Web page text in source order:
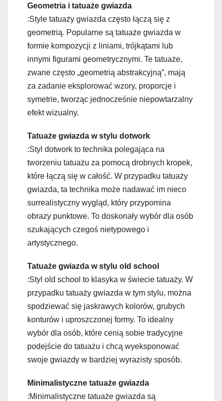
Geometria i tatuaże gwiazda
:Style tatuaży gwiazda często łączą się z
geometrią. Popularne są tatuaże gwiazda w
formie kompozycji z liniami, trójkątami lub
innymi figurami geometrycznymi. Te tatuaże,
zwane często „geometrią abstrakcyjną”, mają
za zadanie eksplorować wzory, proporcje i
symetrie, tworząc jednocześnie niepowtarzalny
efekt wizualny.
Tatuaże gwiazda w stylu dotwork
:Styl dotwork to technika polegająca na
tworzeniu tatuażu za pomocą drobnych kropek,
które łączą się w całość. W przypadku tatuaży
gwiazda, ta technika może nadawać im nieco
surrealistyczny wygląd, który przypomina
obrazy punktowe. To doskonały wybór dla osób
szukających czegoś nietypowego i
artystycznego.
Tatuaże gwiazda w stylu old school
:Styl old school to klasyka w świecie tatuaży. W
przypadku tatuaży gwiazda w tym stylu, można
spodziewać się jaskrawych kolorów, grubych
konturów i uproszczonej formy. To idealny
wybór dla osób, które cenią sobie tradycyjne
podejście do tatuażu i chcą wyeksponować
swoje gwiazdy w bardziej wyrazisty sposób.
Minimalistyczne tatuaże gwiazda
:Minimalistyczne tatuaże gwiazda są